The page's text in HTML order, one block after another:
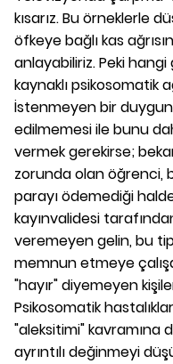
kısarız. Bu örneklerle
öfkeye bağlı kas
anlayabiliriz. Peki
kaynaklı psikosomatik
İstenmeyen bir
edilmemesi ile bunu
vermek gerekirse;
zorunda olan öğrenci,
parayı ödemediği
kayınvalidesi
veremeyen gelin, bu
memnun etmeye
"hayır" diyemeyen
Psikosomatik
"aleksitimi" kavramına
ayrıntılı değinmeyi